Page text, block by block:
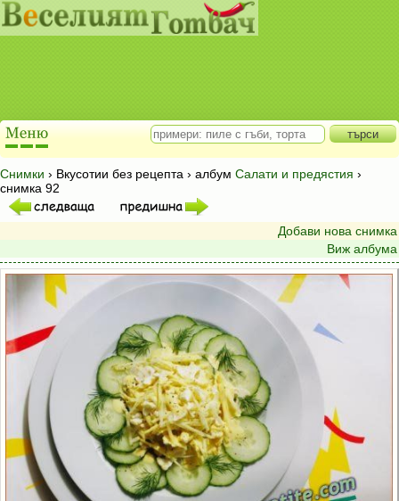
Снимки › Вкусотии без рецепта › албум Салати и предястия ›
снимка 92
Добави нова снимка
Виж албума